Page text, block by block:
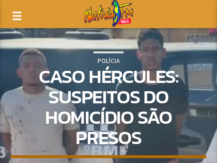
POLÍCIA
CASO HÉRCULES:
SUSPEITOS DO
HOMICÍDIO SÃO
PRESOS